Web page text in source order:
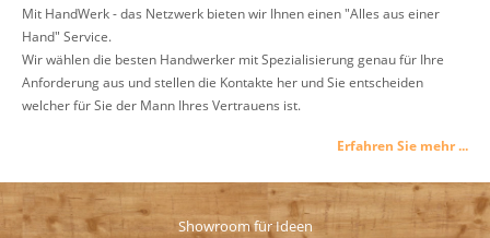
Mit HandWerk - das Netzwerk bieten wir Ihnen einen "Alles aus einer
Hand" Service.
Wir wählen die besten Handwerker mit Spezialisierung genau für Ihre
Anforderung aus und stellen die Kontakte her und Sie entscheiden
welcher für Sie der Mann Ihres Vertrauens ist.
Erfahren Sie mehr ...
Showroom für Ideen